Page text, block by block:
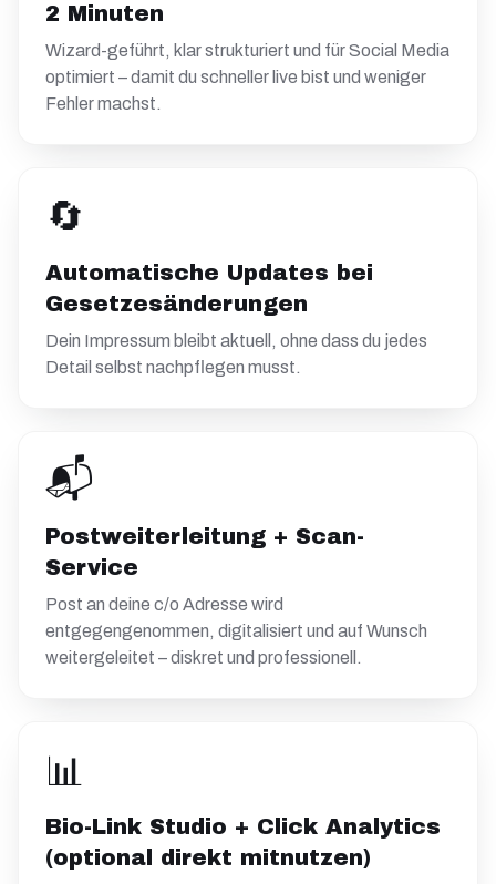
2 Minuten
Wizard-geführt, klar strukturiert und für Social Media
optimiert – damit du schneller live bist und weniger
Fehler machst.
🔄
Automatische Updates bei
Gesetzesänderungen
Dein Impressum bleibt aktuell, ohne dass du jedes
Detail selbst nachpflegen musst.
📬
Postweiterleitung + Scan-
Service
Post an deine c/o Adresse wird
entgegengenommen, digitalisiert und auf Wunsch
weitergeleitet – diskret und professionell.
📊
Bio-Link Studio + Click Analytics
(optional direkt mitnutzen)